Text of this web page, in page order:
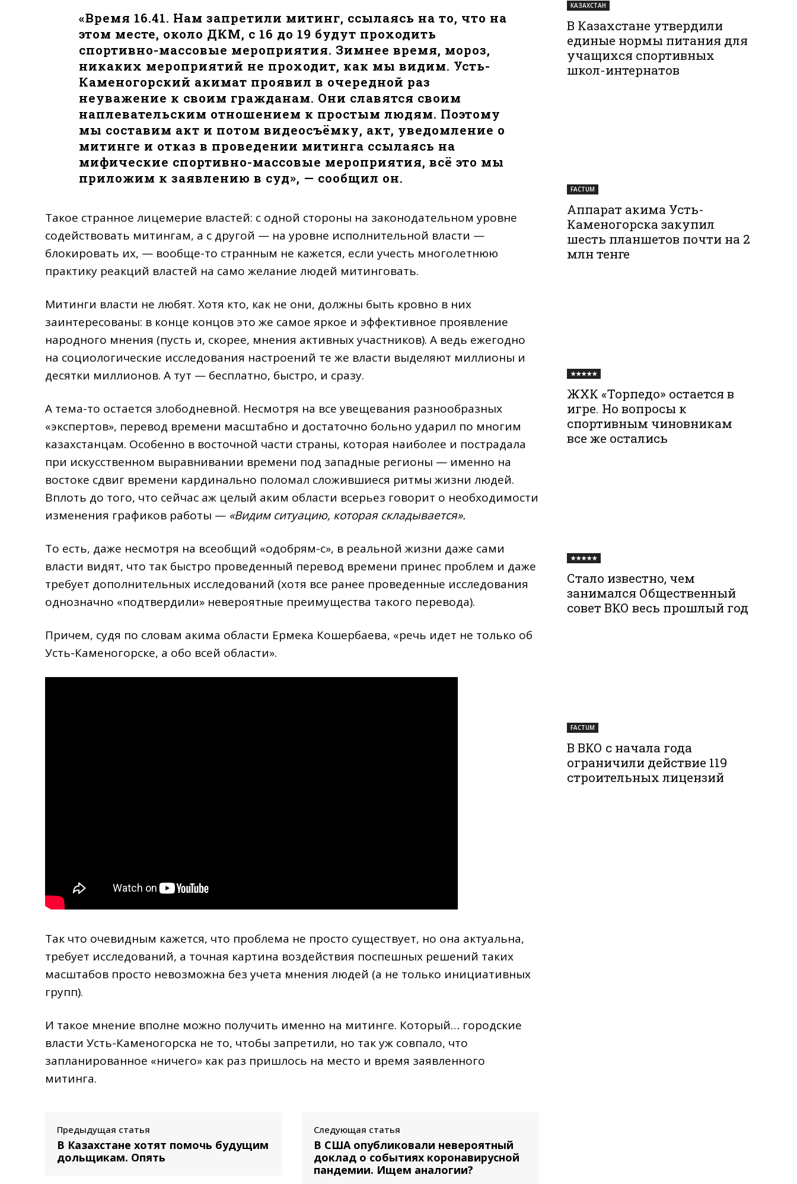
«Время 16.41. Нам запретили митинг, ссылаясь на то, что на
этом месте, около ДКМ, с 16 до 19 будут проходить
спортивно-массовые мероприятия. Зимнее время, мороз,
никаких мероприятий не проходит, как мы видим. Усть-
Каменогорский акимат проявил в очередной раз
неуважение к своим гражданам. Они славятся своим
наплевательским отношением к простым людям. Поэтому
мы составим акт и потом видеосъёмку, акт, уведомление о
митинге и отказ в проведении митинга ссылаясь на
мифические спортивно-массовые мероприятия, всё это мы
приложим к заявлению в суд», — сообщил он.
Такое странное лицемерие властей: с одной стороны на законодательном уровне
содействовать митингам, а с другой — на уровне исполнительной власти —
блокировать их, — вообще-то странным не кажется, если учесть многолетнюю
практику реакций властей на само желание людей митинговать.
Митинги власти не любят. Хотя кто, как не они, должны быть кровно в них
заинтересованы: в конце концов это же самое яркое и эффективное проявление
народного мнения (пусть и, скорее, мнения активных участников). А ведь ежегодно
на социологические исследования настроений те же власти выделяют миллионы и
десятки миллионов. А тут — бесплатно, быстро, и сразу.
А тема-то остается злободневной. Несмотря на все увещевания разнообразных
«экспертов», перевод времени масштабно и достаточно больно ударил по многим
казахстанцам. Особенно в восточной части страны, которая наиболее и пострадала
при искусственном выравнивании времени под западные регионы — именно на
востоке сдвиг времени кардинально поломал сложившиеся ритмы жизни людей.
Вплоть до того, что сейчас аж целый аким области всерьез говорит о необходимости
изменения графиков работы — «Видим ситуацию, которая складывается».
То есть, даже несмотря на всеобщий «одобрям-с», в реальной жизни даже сами
власти видят, что так быстро проведенный перевод времени принес проблем и даже
требует дополнительных исследований (хотя все ранее проведенные исследования
однозначно «подтвердили» невероятные преимущества такого перевода).
Причем, судя по словам акима области Ермека Кошербаева, «речь идет не только об
Усть-Каменогорске, а обо всей области».
Так что очевидным кажется, что проблема не просто существует, но она актуальна,
требует исследований, а точная картина воздействия поспешных решений таких
масштабов просто невозможна без учета мнения людей (а не только инициативных
групп).
И такое мнение вполне можно получить именно на митинге. Который… городские
власти Усть-Каменогорска не то, чтобы запретили, но так уж совпало, что
запланированное «ничего» как раз пришлось на место и время заявленного
митинга.
Предыдущая статья
В Казахстане хотят помочь будущим
дольщикам. Опять
Следующая статья
В США опубликовали невероятный
доклад о событиях коронавирусной
пандемии. Ищем аналогии?
КАЗАХСТАН
В Казахстане утвердили
единые нормы питания для
учащихся спортивных
школ-интернатов
FACTUM
Аппарат акима Усть-
Каменогорска закупил
шесть планшетов почти на 2
млн тенге
★★★★★
ЖХК «Торпедо» остается в
игре. Но вопросы к
спортивным чиновникам
все же остались
★★★★★
Стало известно, чем
занимался Общественный
совет ВКО весь прошлый год
FACTUM
В ВКО с начала года
ограничили действие 119
строительных лицензий